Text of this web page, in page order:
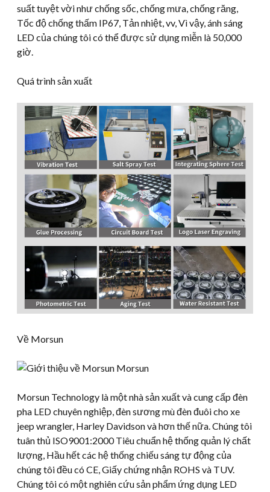
suất tuyệt vời như chống sốc, chống mưa, chống răng,
Tốc độ chống thấm IP67, Tản nhiệt, vv, Vì vậy, ánh sáng
LED của chúng tôi có thể được sử dụng miễn là 50,000
giờ.
Quá trình sản xuất
Về Morsun
Morsun Technology là một nhà sản xuất và cung cấp đèn
pha LED chuyên nghiệp, đèn sương mù đèn đuôi cho xe
jeep wrangler, Harley Davidson và hơn thế nữa. Chúng tôi
tuân thủ ISO9001:2000 Tiêu chuẩn hệ thống quản lý chất
lượng, Hầu hết các hệ thống chiếu sáng tự động của
chúng tôi đều có CE, Giấy chứng nhận ROHS và TUV.
Chúng tôi có một nghiên cứu sản phẩm ứng dụng LED